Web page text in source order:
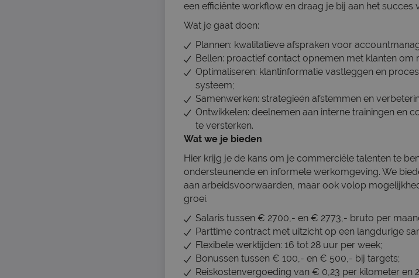
een efficiënte workflow en draag je bij aan het succes
Wat je gaat doen:
Plannen: kwalitatieve afspraken voor
Bellen: proactief contact opnemen met klanten om
Optimaliseren: klantinformatie vastleggen en
systeem;
Samenwerken: strategieën afstemmen en
Ontwikkelen: deelnemen aan interne trainingen en
te versterken.
Wat we je bieden
Hier krijg je de kans om je commerciële talenten te
ondersteunende en informele werkomgeving. We
aan arbeidsvoorwaarden, maar ook volop
groei.
Salaris tussen € 2700,- en € 2773,- bruto per
Parttime contract met uitzicht op een langdurige
Flexibele werktijden: 16 tot 28 uur per week;
Bonussen tussen € 100,- en € 500,- bij targets;
Reiskostenvergoeding van € 0,23 per kilometer en